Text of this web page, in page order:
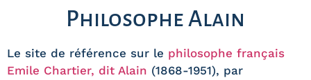
Philosophe Alain
Le site de référence sur le philosophe français
Emile Chartier, dit Alain (1868-1951), par